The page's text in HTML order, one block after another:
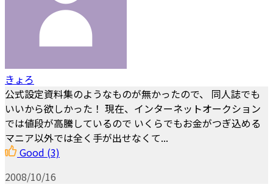
きょろ
公式設定資料集のようなものが無かったので、 同人誌でも
いいから欲しかった！ 現在、インターネットオークション
では値段が高騰しているので いくらでもお金がつぎ込める
マニア以外では全く手が出せなくて...
Good (3)
2008/10/16